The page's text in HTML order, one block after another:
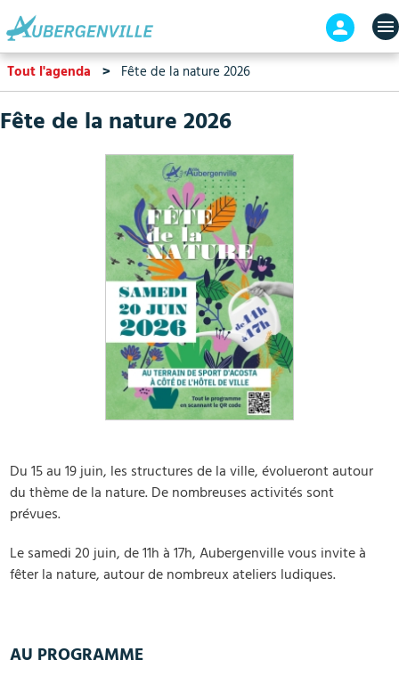
contenu
principal
En-
tête
Tout l'agenda Fête de la nature 2026
Fête de la nature 2026
Du 15 au 19 juin, les structures de la ville, évolueront autour
du thème de la nature. De nombreuses activités sont
prévues.
Le samedi 20 juin, de 11h à 17h, Aubergenville vous invite à
fêter la nature, autour de nombreux ateliers ludiques.
AU PROGRAMME